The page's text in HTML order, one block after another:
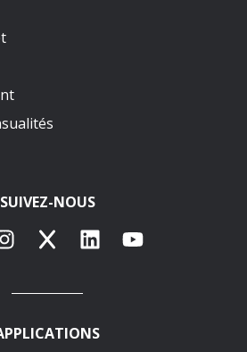
SUIVEZ-NOUS
X LinkedInYouTube